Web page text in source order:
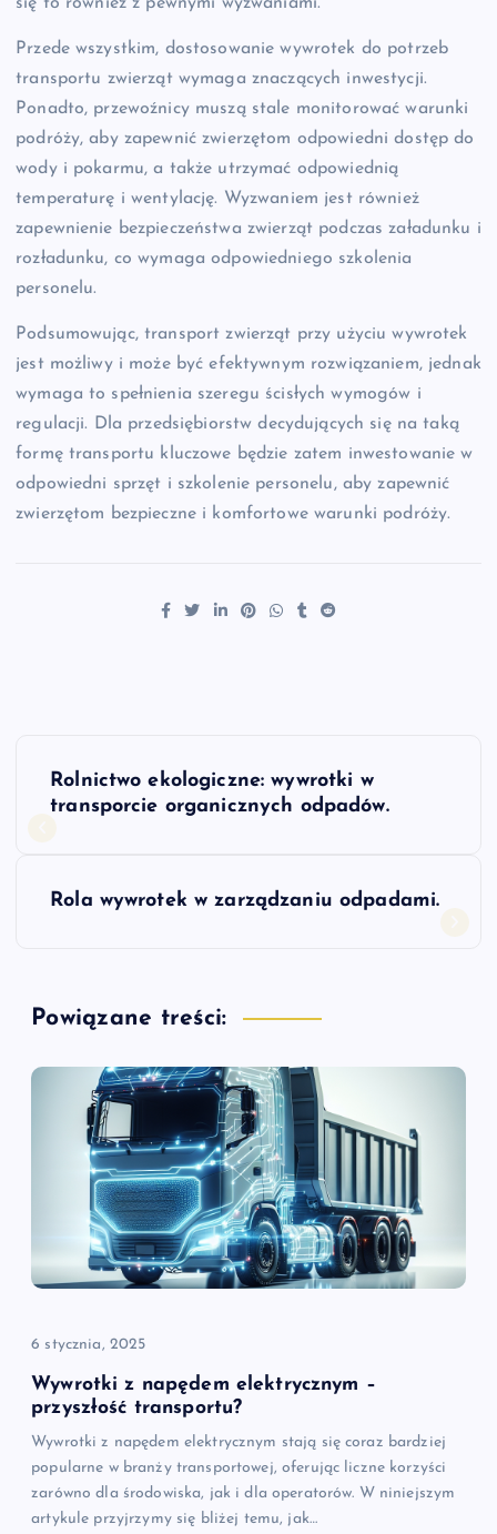
Przede wszystkim, dostosowanie wywrotek do potrzeb
transportu zwierząt wymaga znaczących inwestycji.
Ponadto, przewoźnicy muszą stale monitorować warunki
podróży, aby zapewnić zwierzętom odpowiedni dostęp do
wody i pokarmu, a także utrzymać odpowiednią
temperaturę i wentylację. Wyzwaniem jest również
zapewnienie bezpieczeństwa zwierząt podczas załadunku i
rozładunku, co wymaga odpowiedniego szkolenia
personelu.
Podsumowując, transport zwierząt przy użyciu wywrotek
jest możliwy i może być efektywnym rozwiązaniem, jednak
wymaga to spełnienia szeregu ścisłych wymogów i
regulacji. Dla przedsiębiorstw decydujących się na taką
formę transportu kluczowe będzie zatem inwestowanie w
odpowiedni sprzęt i szkolenie personelu, aby zapewnić
zwierzętom bezpieczne i komfortowe warunki podróży.
N
a
c
w
s
u
Rolnictwo ekologiczne: wywrotki w
transporcie organicznych odpadów.
Rola wywrotek w zarządzaniu odpadami.
Powiązane treści:
6 stycznia, 2025
Wywrotki z napędem elektrycznym –
przyszłość transportu?
Wywrotki z napędem elektrycznym stają się coraz bardziej
popularne w branży transportowej, oferując liczne korzyści
zarówno dla środowiska, jak i dla operatorów. W niniejszym
artykule przyjrzymy się bliżej temu, jak…